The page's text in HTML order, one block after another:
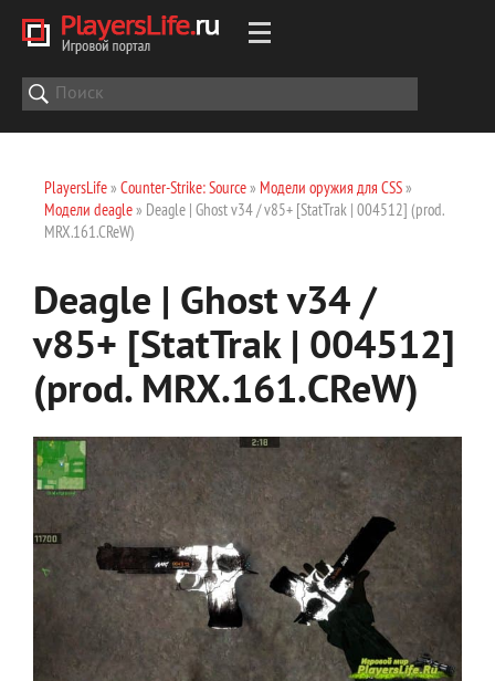
PlayersLife» Counter-Strike: Source» Модели оружия для CSS»
Модели deagle» Deagle | Ghost v34 / v85+ [StatTrak | 004512] (prod.
MRX.161.CReW)
Deagle | Ghost v34 /
v85+ [StatTrak | 004512]
(prod. MRX.161.CReW)